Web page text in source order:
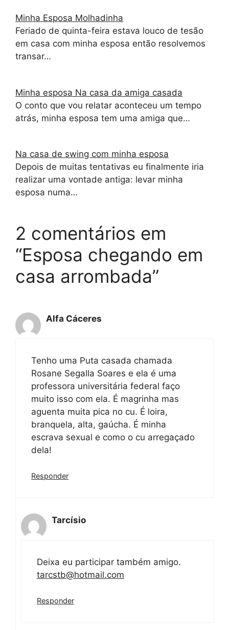
Minha Esposa Molhadinha
Feriado de quinta-feira estava louco de tesão
em casa com minha esposa então resolvemos
transar…
Minha esposa Na casa da amiga casada
O conto que vou relatar aconteceu um tempo
atrás, minha esposa tem uma amiga que…
Na casa de swing com minha esposa
Depois de muitas tentativas eu finalmente iria
realizar uma vontade antiga: levar minha
esposa numa…
2 comentários em
“Esposa chegando em
casa arrombada”
Alfa Cáceres
Tenho uma Puta casada chamada
Rosane Segalla Soares e ela é uma
professora universitária federal faço
muito isso com ela. É magrinha mas
aguenta muita pica no cu. É loira,
branquela, alta, gaúcha. É minha
escrava sexual e como o cu arregaçado
dela!
Responder
Tarcísio
Deixa eu participar também amigo.
tarcstb@hotmail.com
Responder